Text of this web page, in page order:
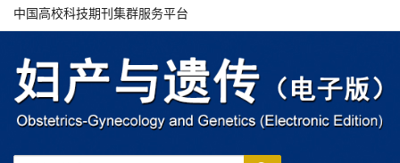
中国高校科技期刊集群服务平台